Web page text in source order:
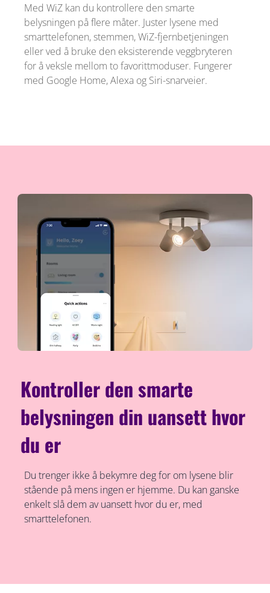
Med WiZ kan du kontrollere den smarte
belysningen på flere måter. Juster lysene med
smarttelefonen, stemmen, WiZ-fjernbetjeningen
eller ved å bruke den eksisterende veggbryteren
for å veksle mellom to favorittmoduser. Fungerer
med Google Home, Alexa og Siri-snarveier.
Kontroller den smarte
belysningen din uansett hvor
du er
Du trenger ikke å bekymre deg for om lysene blir
stående på mens ingen er hjemme. Du kan ganske
enkelt slå dem av uansett hvor du er, med
smarttelefonen.